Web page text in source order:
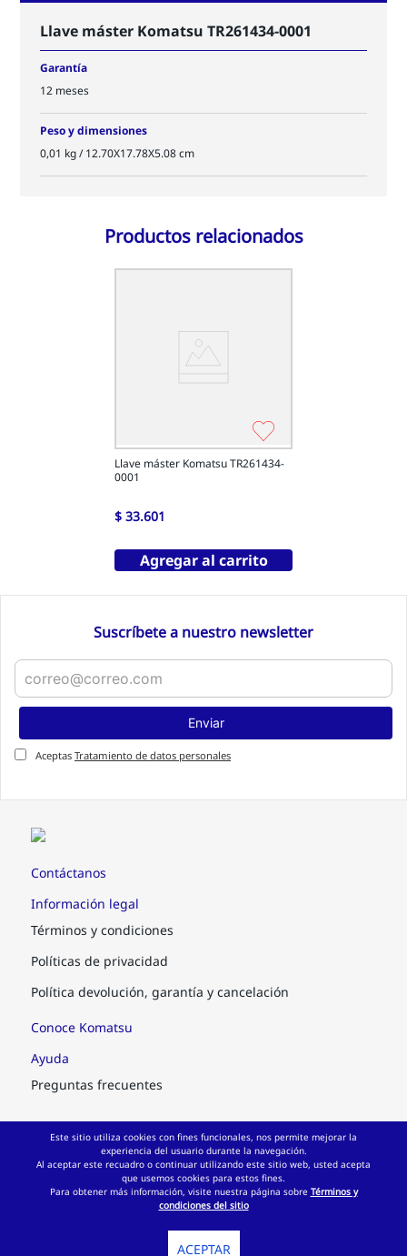
Llave máster Komatsu TR261434-0001
Garantía
12 meses
Peso y dimensiones
0,01 kg / 12.70X17.78X5.08 cm
Productos relacionados
Llave máster Komatsu TR261434-
0001
$ 33.601
Agregar al carrito
Suscríbete a nuestro newsletter
Enviar
Aceptas Tratamiento de datos personales
Contáctanos
Información legal
Términos y condiciones
Políticas de privacidad
Política devolución, garantía y cancelación
Conoce Komatsu
Ayuda
Preguntas frecuentes
Paga con el método que prefieres
ACEPTAR
Este sitio utiliza cookies con fines funcionales, nos permite mejorar la
experiencia del usuario durante la navegación.
Al aceptar este recuadro o continuar utilizando este sitio web, usted acepta
que usemos cookies para estos fines.
Para obtener más información, visite nuestra página sobre Términos y
condiciones del sitio